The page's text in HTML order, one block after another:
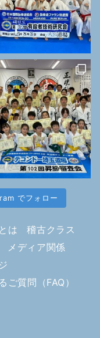
でフォロー
は
稽古クラス
メディア関係
ご質問（FAQ）